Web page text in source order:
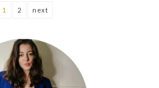
1 2 next